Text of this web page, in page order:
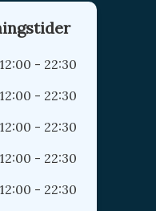
12:00 - 22:30
12:00 - 22:30
12:00 - 22:30
12:00 - 22:30
12:00 - 22:30